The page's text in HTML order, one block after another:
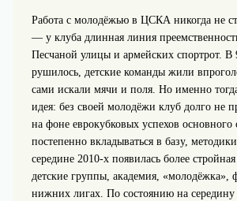
Работа с молодёжью в ЦСКА никогда не
— у клуба длинная линия
Песчаной улицы и армейских спортрот. В
рушилось, детские команды жили
сами искали мячи и поля. Но именно
идея: без своей молодёжи клуб долго не
на фоне еврокубковых успехов основного
постепенно вкладываться в базу,
середине 2010‑х появилась более
детские группы, академия, «молодёжка»,
нижних лигах. По состоянию на середину